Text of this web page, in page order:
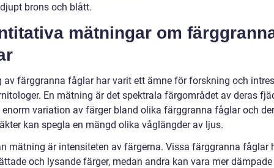
brons och blått.
mätningar om
av färggranna fåglar har varit ett ämne för forskning och
En mätning är det spektrala färgområdet av deras
enorm variation av färger bland olika färggranna fåglar och
kan spegla en mängd olika våglängder av ljus.
mätning är intensiteten av färgerna. Vissa färggranna fåglar
och lysande färger, medan andra kan vara mer